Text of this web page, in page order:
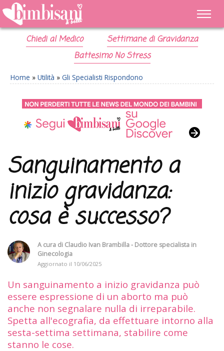
Chiedi al Medico
Settimane di Gravidanza
Battesimo No Stress
Home » Utilità » Gli Specialisti Rispondono
Sanguinamento a
inizio gravidanza:
cosa è successo?
A cura di Claudio Ivan Brambilla - Dottore specialista in
Ginecologia
Aggiornato il 10/06/2025
Un sanguinamento a inizio gravidanza può
essere espressione di un aborto ma può
anche non segnalare nulla di irreparabile.
Spetta all'ecografia, da effettuare intorno alla
sesta-settima settimana, stabilire come
stanno le cose.